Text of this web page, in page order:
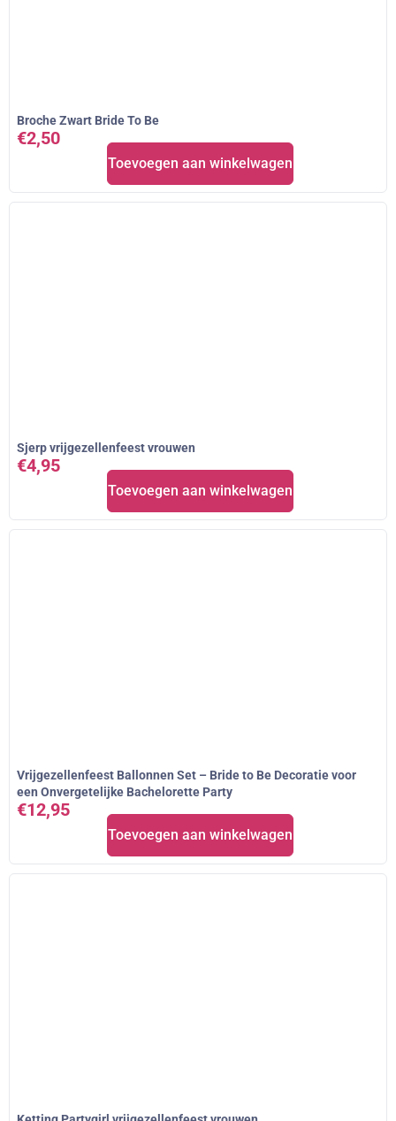
Broche Zwart Bride To Be
€2,50
Toevoegen aan winkelwagen
Sjerp vrijgezellenfeest vrouwen
€4,95
Toevoegen aan winkelwagen
Vrijgezellenfeest Ballonnen Set – Bride to Be Decoratie voor
een Onvergetelijke Bachelorette Party
€12,95
Toevoegen aan winkelwagen